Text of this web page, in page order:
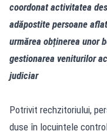
coordonat activitatea
adăpostite persoane
urmărea obținerea unor
gestionarea veniturilor
judiciar
Potrivit rechzitoriului,
duse în locuințele